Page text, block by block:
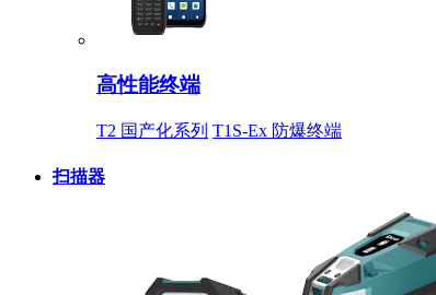
高性能终端
T2 国产化系列 T1S-Ex 防爆终端
扫描器